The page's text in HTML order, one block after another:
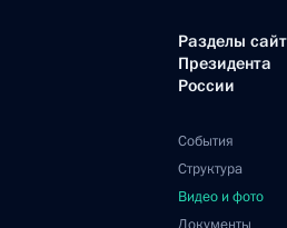
Разделы
Президента
России
События
Структура
Видео и фото